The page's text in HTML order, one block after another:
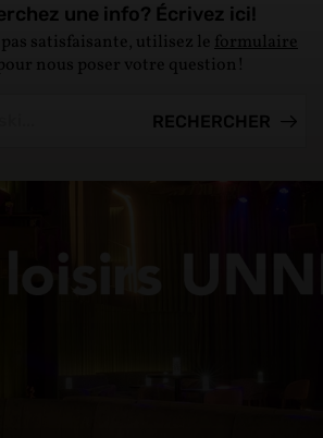
une info? Écrivez ici!
satisfaisante, utilisez le formulaire
nous poser votre question!